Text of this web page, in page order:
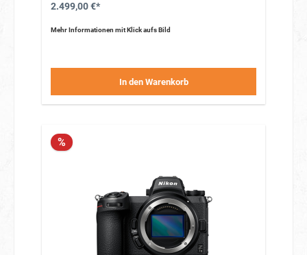
2.499,00 €*
Mehr Informationen mit Klick aufs Bild
In den Warenkorb
%